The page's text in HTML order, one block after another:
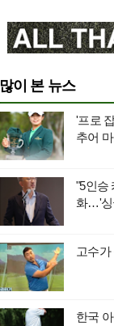
많이 본 뉴스
'프로
추어
"5인승
화…'싱
고수가
한국